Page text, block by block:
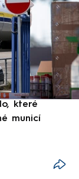
které
municí